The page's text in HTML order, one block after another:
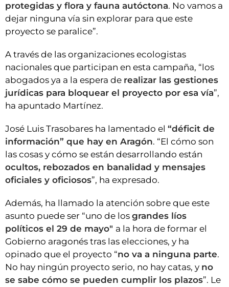
protegidas y flora y fauna autóctona. No vamos a
dejar ninguna vía sin explorar para que este
proyecto se paralice”.
A través de las organizaciones ecologistas
nacionales que participan en esta campaña, “los
abogados ya a la espera de realizar las gestiones
jurídicas para bloquear el proyecto por esa vía”,
ha apuntado Martínez.
José Luis Trasobares ha lamentado el “déficit de
información” que hay en Aragón. “El cómo son
las cosas y cómo se están desarrollando están
ocultos, rebozados en banalidad y mensajes
oficiales y oficiosos”, ha expresado.
Además, ha llamado la atención sobre que este
asunto puede ser “uno de los grandes líos
políticos el 29 de mayo" a la hora de formar el
Gobierno aragonés tras las elecciones, y ha
opinado que el proyecto “no va a ninguna parte.
No hay ningún proyecto serio, no hay catas, y no
se sabe cómo se pueden cumplir los plazos”. Le